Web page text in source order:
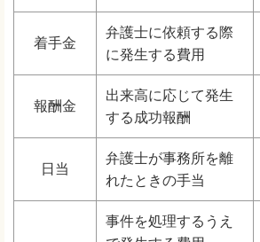
着手金
弁護士に依頼する際
に発生する費用
報酬金
出来高に応じて発生
する成功報酬
日当
弁護士が事務所を離
れたときの手当
事件を処理するうえ